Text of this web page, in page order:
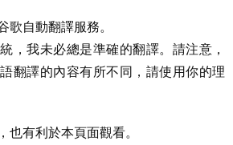
歌自動翻譯服務。
，我未必總是準確的翻譯。請注意，
翻譯的內容有所不同，請使用你的理
也有利於本頁面觀看。